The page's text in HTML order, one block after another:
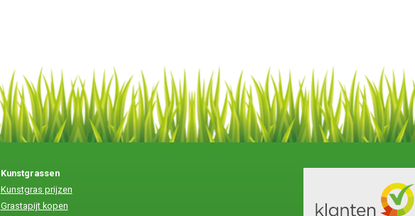
Kunstgrassen
Kunstgras prijzen
Grastapijt kopen